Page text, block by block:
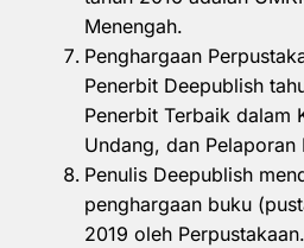
Menengah.
Penghargaan
Penerbit Deepublish
Penerbit Terbaik dalam
Undang, dan Pelaporan
Penulis Deepublish
penghargaan buku
2019 oleh Perpustakaan.